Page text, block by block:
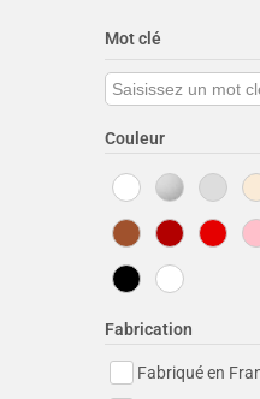
Mot clé
Couleur
Fabrication
Fabriqué en